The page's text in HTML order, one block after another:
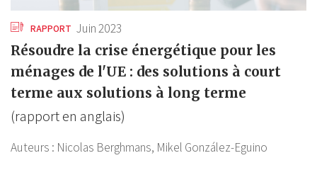
RAPPORT Juin 2023
Résoudre la crise énergétique pour les
ménages de l'UE : des solutions à court
terme aux solutions à long terme
(rapport en anglais)
Auteurs : Nicolas Berghmans, Mikel González-Eguino